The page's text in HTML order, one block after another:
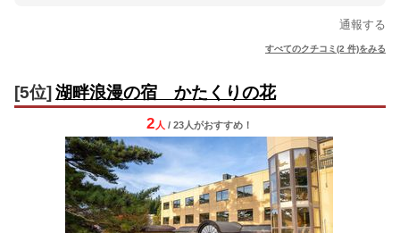
通報する
すべてのクチコミ(2 件)をみる
[5位] 湖畔浪漫の宿 かたくりの花
2 人 / 23人がおすすめ！